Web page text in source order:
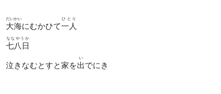
大海
だいかい
にむかひて一人
ひとり
七八日
ななやうか
泣きなむとすと家を出
い
でにき